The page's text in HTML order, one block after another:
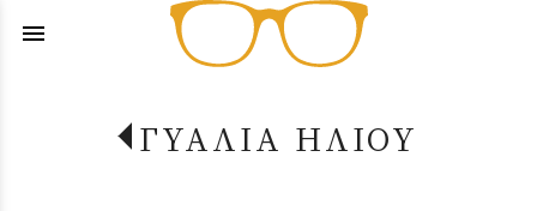
menu
ΓΥΑΛΙΑ ΗΛΙΟΥ